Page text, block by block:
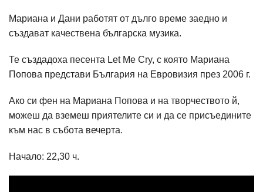
Мариана и Дани работят от дълго време заедно и
създават качествена българска музика.
Те създадоха песента Let Me Cry, с която Мариана
Попова представи България на Евровизия през 2006 г.
Ако си фен на Мариана Попова и на творчеството й,
можеш да вземеш приятелите си и да се присъедините
към нас в събота вечерта.
Начало: 22,30 ч.